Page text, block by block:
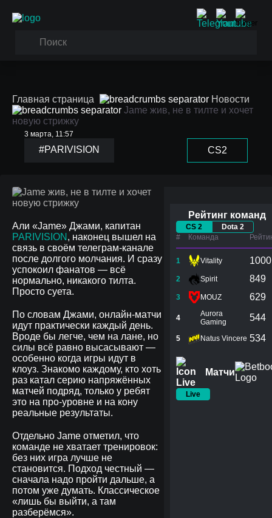
Главная страница
Новости
Jame жив, не в тилте и хочет
новую стрижку
3 марта, 11:57
#PARIVISION CS2
Али «Jame» Джами, капитан
PARIVISION , наконец вышел на
связь в своём телеграм-канале
после долгого молчания. И сразу
успокоил фанатов — всё
нормально, никакого тилта.
Просто суета.
По словам Джами, онлайн-матчи
идут практически каждый день.
Вроде бы легче, чем на лане, но
силы всё равно высасывают —
особенно когда игры идут в
клоуз. Знакомо каждому, кто хоть
раз катал серию напряжённых
матчей подряд, только у ребят
это на про-уровне и на кону
реальные результаты.
Отдельно Jame отметил, что
команде не хватает тренировок:
без них игра лучше не
становится. Подход честный —
сначала надо пройти дальше, а
потом уже думать. Классическое
«лишь бы выйти, а там
разберёмся».
Рейтинг команд
CS 2
Dota 2
#
Команда
1 Vitality 1000
2 Spirit 849
3 MOUZ 629
4
Aurora
Gaming
544
5 Natus Vincere 534
Матчи
Live